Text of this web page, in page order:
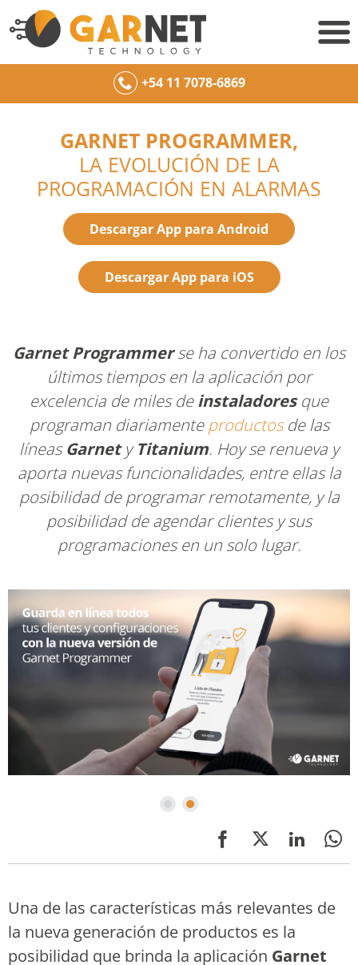
+54 11 7078-6869
GARNET PROGRAMMER,
LA EVOLUCIÓN DE LA
PROGRAMACIÓN EN ALARMAS
Descargar App para Android
Descargar App para iOS
Garnet Programmerse ha convertido en los
últimos tiempos en la aplicación por
excelencia de miles deinstaladoresque
programan diariamente productosde las
líneasGarnetyTitanium. Hoy se renueva y
aporta nuevas funcionalidades, entre ellas la
posibilidad de programar remotamente, y la
posibilidad de agendar clientes y sus
programaciones en un solo lugar.
Una de las características más relevantes de
la nueva generación de productos es la
posibilidad que brinda la aplicación Garnet